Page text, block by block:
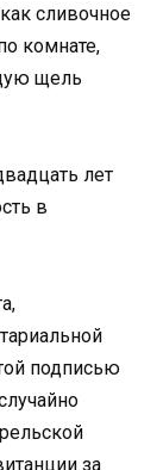
сливочное
комнате,
щель
лет
в
подписью
за